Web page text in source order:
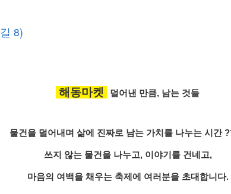
8)
해동마켓 덜어낸 만큼, 남는 것들
물건을 덜어내며 삶에 진짜로 남는 가치를 나누는 시간
쓰지 않는 물건을 나누고, 이야기를 건네고,
마음의 여백을 채우는 축제에 여러분을 초대합니다.